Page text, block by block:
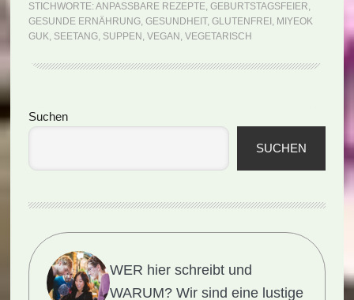
Guk
STICHWORTE: ANPASSBARE REZEPTE, GEBURTSTAGSFEIER,
GESUNDE ERNÄHRUNG, GESUNDHEIT, GLUTENFREI , MIYEOK
GUK, SEETANG, SUPPEN , VEGAN , VEGETARISCH
Seitenspalte
Suchen
SUCHEN
WER hier schreibt und
WARUM? Wir sind eine lustige